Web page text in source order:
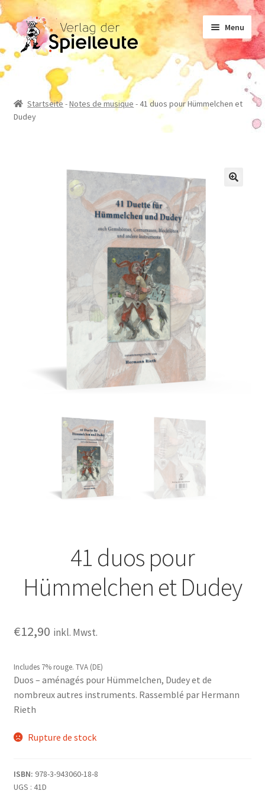
Aller
à
la
navigation
Aller
au
contenu
Menu
Notes de musique
Manuel d’enseignement
Startseite -Notes de musique -41 duos pour Hümmelchen et
Dudey
41 duos pour
Hümmelchen et Dudey
€12,90 inkl. Mwst.
Includes 7% rouge. TVA (DE)
Duos – aménagés pour Hümmelchen, Dudey et de
nombreux autres instruments. Rassemblé par Hermann
Rieth
Rupture de stock
ISBN: 978-3-943060-18-8
UGS : 41D